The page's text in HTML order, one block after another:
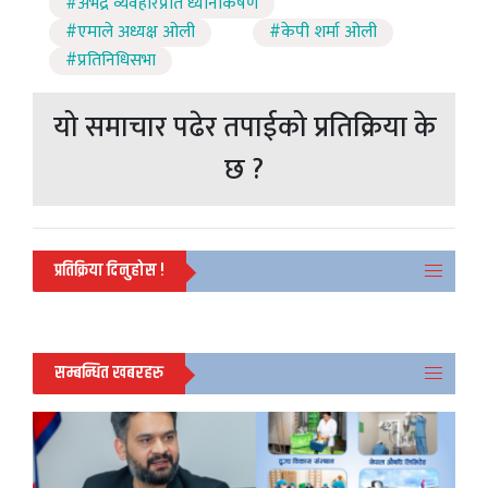
#एमाले अध्यक्ष ओली
#केपी शर्मा ओली
#प्रतिनिधिसभा
यो समाचार पढेर तपाईको प्रतिक्रिया के
छ ?
प्रतिक्रिया दिनुहोस !
सम्बन्धित खबरहरु